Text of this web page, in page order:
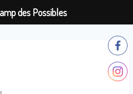
des Possibles